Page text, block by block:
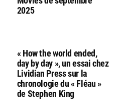
2025
« How the world ended,
day by day », un essai chez
Lividian Press sur la
chronologie du « Fléau »
de Stephen King